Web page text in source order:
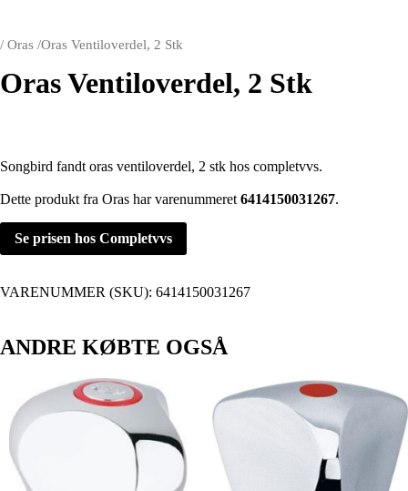
/ Oras /Oras Ventiloverdel, 2 Stk
Oras Ventiloverdel, 2 Stk
Songbird fandt oras ventiloverdel, 2 stk hos completvvs.
Dette produkt fra Oras har varenummeret 6414150031267.
Se prisen hos Completvvs
VARENUMMER (SKU): 6414150031267
ANDRE KØBTE OGSÅ